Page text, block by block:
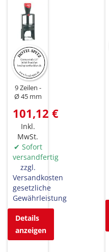
9 Zeilen
Ø 45 mm
101,12 €
Inkl.
MwSt.
✔ Sofort
versandfertig
zzgl.
Versandkosten
gesetzliche
Gewährleistung
Details
anzeigen